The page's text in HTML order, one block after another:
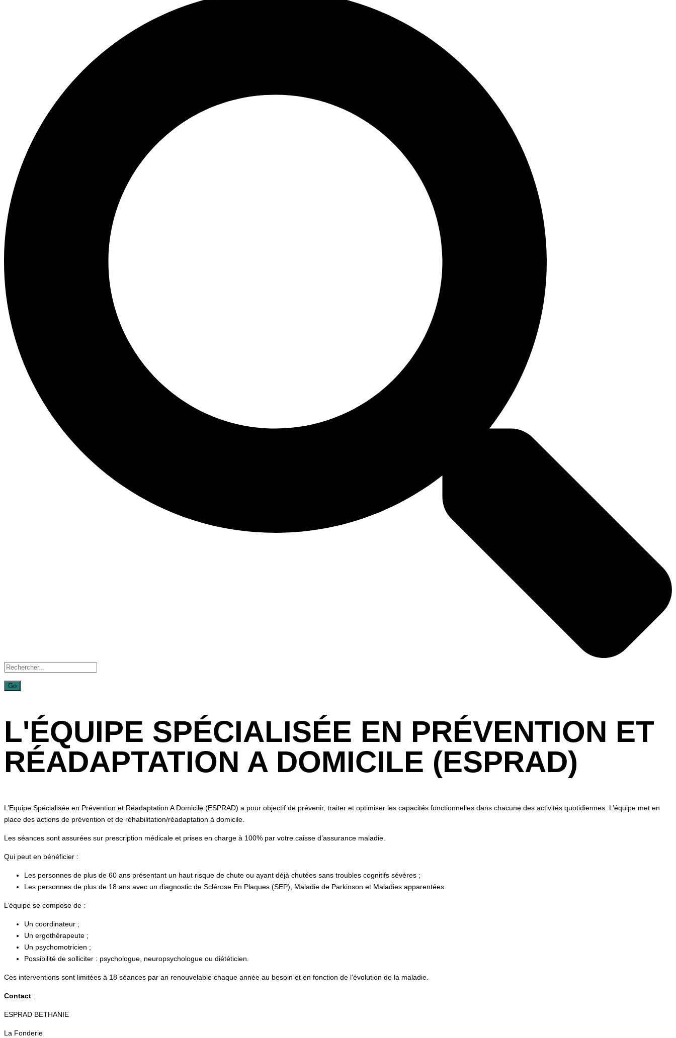
L'ÉQUIPE SPÉCIALISÉE EN PRÉVENTION ET
RÉADAPTATION A DOMICILE (ESPRAD)
L’Equipe Spécialisée en Prévention et Réadaptation A Domicile (ESPRAD) a pour objectif de prévenir, traiter et optimiser les capacités fonctionnelles dans chacune des activités quotidiennes. L’équipe met en
place des actions de prévention et de réhabilitation/réadaptation à domicile.
Les séances sont assurées sur prescription médicale et prises en charge à 100% par votre caisse d’assurance maladie.
Qui peut en bénéficier :
Les personnes de plus de 60 ans présentant un haut risque de chute ou ayant déjà chutées sans troubles cognitifs sévères ;
Les personnes de plus de 18 ans avec un diagnostic de Sclérose En Plaques (SEP), Maladie de Parkinson et Maladies apparentées.
L’équipe se compose de :
Un coordinateur ;
Un ergothérapeute ;
Un psychomotricien ;
Possibilité de solliciter : psychologue, neuropsychologue ou diététicien.
Ces interventions sont limitées à 18 séances par an renouvelable chaque année au besoin et en fonction de l’évolution de la maladie.
Contact :
ESPRAD BETHANIE
La Fonderie